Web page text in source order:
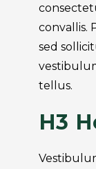
convallis.
sed
tellus.
H3